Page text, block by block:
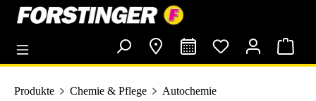
springen
Produkte Chemie & Pflege
Autochemie